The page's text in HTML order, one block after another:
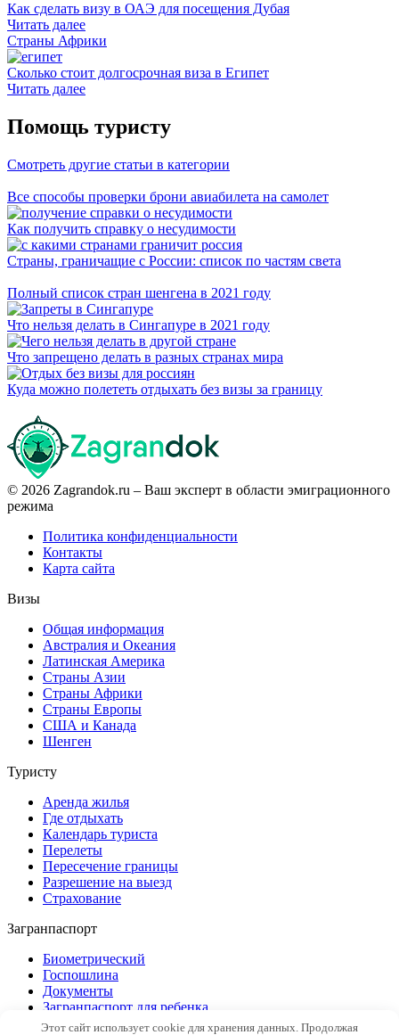
Как сделать визу в ОАЭ для посещения Дубая
Читать далее
Страны Африки
Сколько стоит долгосрочная виза в Египет
Читать далее
Помощь туристу
Смотреть другие статьи в категории
Все способы проверки брони авиабилета на самолет
Как получить справку о несудимости
Страны, граничащие с России: список по частям света
Полный список стран шенгена в 2021 году
Что нельзя делать в Сингапуре в 2021 году
Что запрещено делать в разных странах мира
Куда можно полететь отдыхать без визы за границу
© 2026 Zagrandok.ru – Ваш эксперт в области эмиграционного
режима
Политика конфиденциальности
Контакты
Карта сайта
Визы
Общая информация
Австралия и Океания
Латинская Америка
Страны Азии
Страны Африки
Страны Европы
США и Канада
Шенген
Туристу
Аренда жилья
Где отдыхать
Календарь туриста
Перелеты
Пересечение границы
Разрешение на выезд
Страхование
Загранпаспорт
Биометрический
Госпошлина
Документы
Загранпаспорт для ребенка
Замена
Этот сайт использует cookie для хранения данных. Продолжая